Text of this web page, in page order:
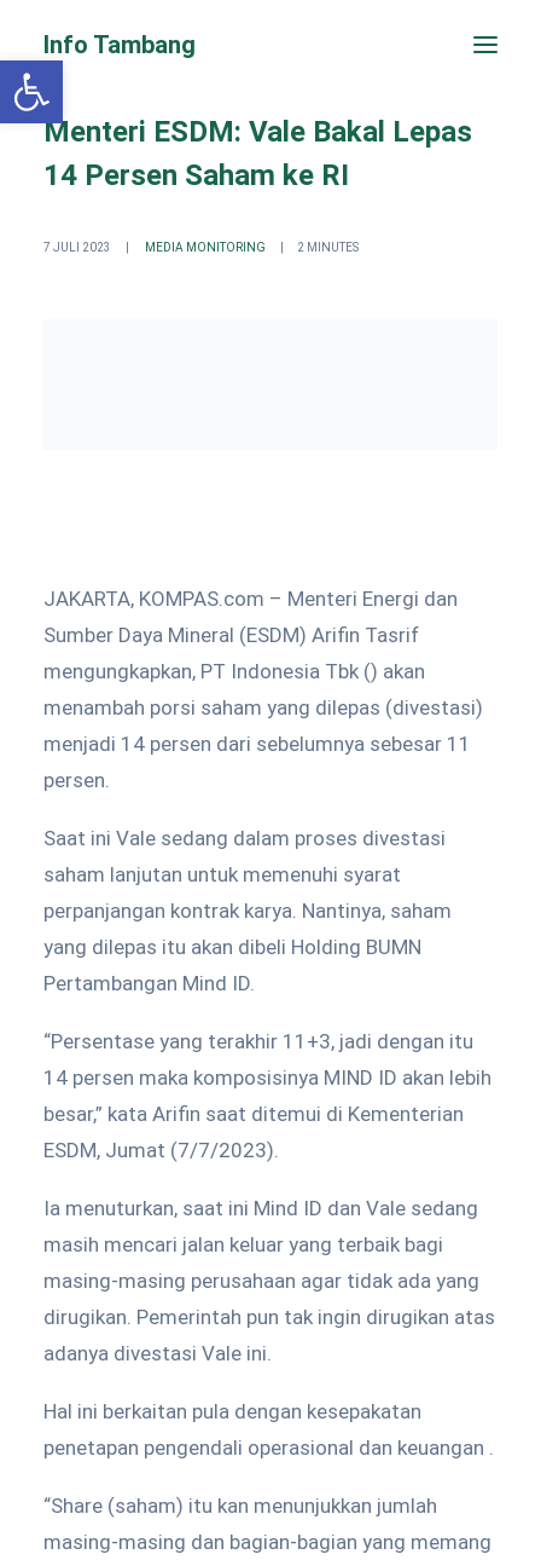
Info Tambang
Menteri ESDM: Vale Bakal Lepas
14 Persen Saham ke RI
7 JULI 2023 MEDIA MONITORING 2 MINUTES
JAKARTA, KOMPAS.com – Menteri Energi dan
Sumber Daya Mineral (ESDM) Arifin Tasrif
mengungkapkan, PT Indonesia Tbk () akan
menambah porsi saham yang dilepas (divestasi)
menjadi 14 persen dari sebelumnya sebesar 11
persen.
Saat ini Vale sedang dalam proses divestasi
saham lanjutan untuk memenuhi syarat
perpanjangan kontrak karya. Nantinya, saham
yang dilepas itu akan dibeli Holding BUMN
Pertambangan Mind ID.
“Persentase yang terakhir 11+3, jadi dengan itu
14 persen maka komposisinya MIND ID akan lebih
besar,” kata Arifin saat ditemui di Kementerian
ESDM, Jumat (7/7/2023).
Ia menuturkan, saat ini Mind ID dan Vale sedang
masih mencari jalan keluar yang terbaik bagi
masing-masing perusahaan agar tidak ada yang
dirugikan. Pemerintah pun tak ingin dirugikan atas
adanya divestasi Vale ini.
Hal ini berkaitan pula dengan kesepakatan
penetapan pengendali operasional dan keuangan .
“Share (saham) itu kan menunjukkan jumlah
masing-masing dan bagian-bagian yang memang
Open toolbar